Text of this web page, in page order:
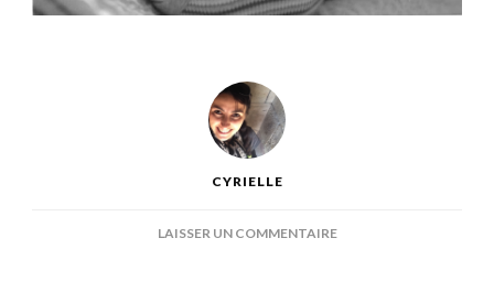
CYRIELLE
LAISSER UN COMMENTAIRESUR